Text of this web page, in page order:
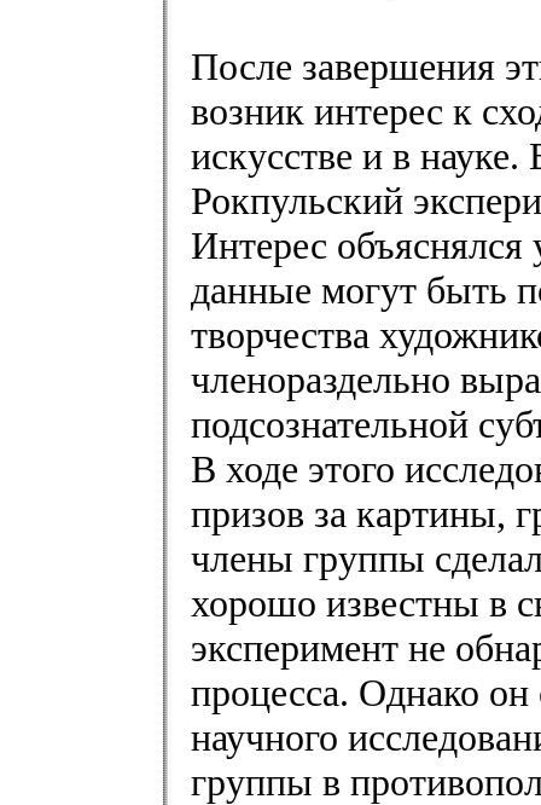
После завершения
возник интерес к
искусстве и в
Рокпульский
Интерес
данные могут быть
творчества
членораздельно
подсознательной
В ходе этого
призов за картины,
члены группы
хорошо известны в
эксперимент не
процесса. Однако
научного
группы в